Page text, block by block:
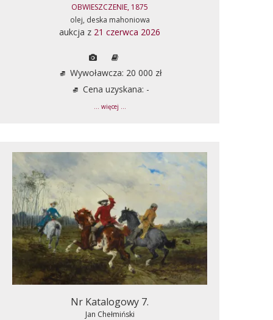
OBWIESZCZENIE, 1875
olej, deska mahoniowa
aukcja z 21 czerwca 2026
Wywoławcza: 20 000 zł
Cena uzyskana: -
... więcej ...
Nr Katalogowy 7.
Jan Chełmiński